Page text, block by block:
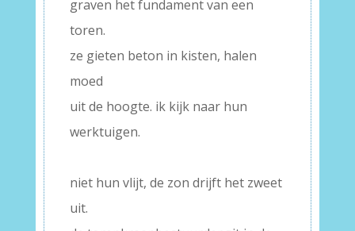
graven het fundament van een
toren.
ze gieten beton in kisten, halen
moed
uit de hoogte. ik kijk naar hun
werktuigen.
niet hun vlijt, de zon drijft het zweet
uit.